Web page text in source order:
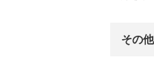
その